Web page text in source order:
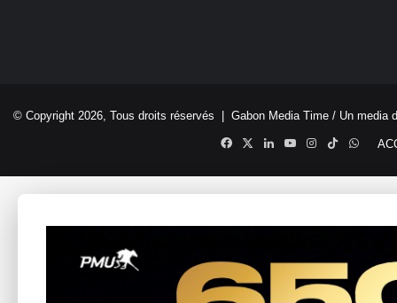
© Copyright 2026, Tous droits réservés | Gabon Media Time / Un media
Facebook
X LinkedinYouTubeInstagram
TikTok